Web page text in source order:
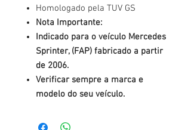
Homologado pela TUV GS
Nota Importante:
Indicado para o veículo Mercedes
Sprinter, (FAP) fabricado a partir
de 2006.
Verificar sempre a marca e
modelo do seu veículo.